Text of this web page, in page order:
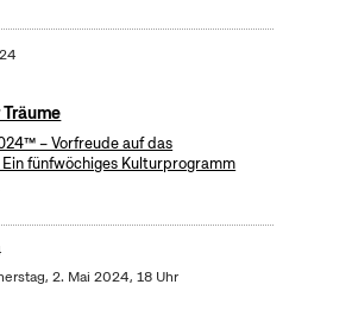
– Vorfreude auf das
fünfwöchiges Kulturprogramm
2. Mai 2024, 18 Uhr